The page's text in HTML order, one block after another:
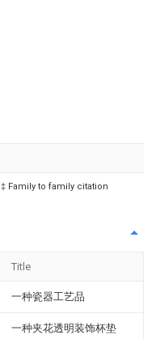
Family to family citation
Title
一种瓷器工艺品
一种夹花透明装饰杯垫